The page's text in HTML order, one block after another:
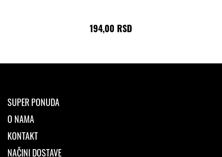
194,00 RSD
SUPER PONUDA
O NAMA
KONTAKT
NAČINI DOSTAVE